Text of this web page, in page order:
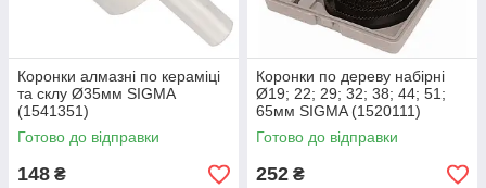
Коронки алмазні по кераміці
та склу Ø35мм SIGMA
(1541351)
Готово до відправки
148 ₴
Коронки по дереву набірні
Ø19; 22; 29; 32; 38; 44; 51;
65мм SIGMA (1520111)
Готово до відправки
252 ₴